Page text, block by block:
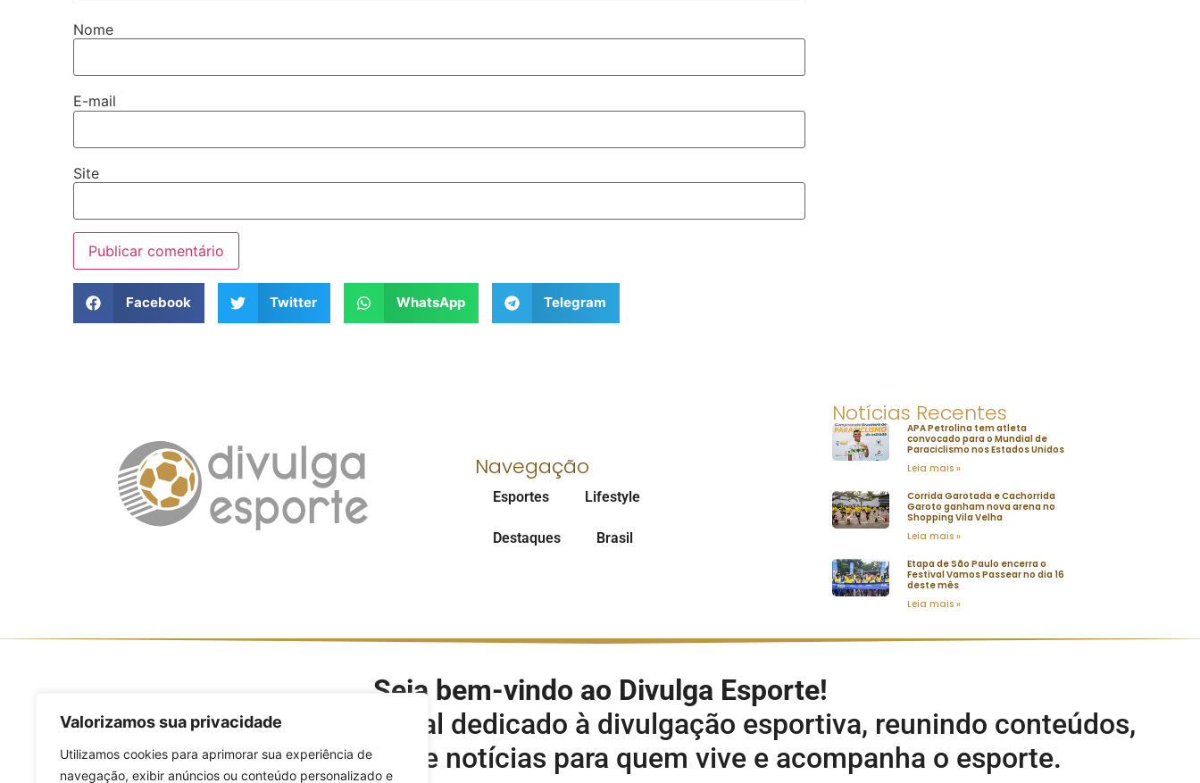
Valorizamos sua privacidade
Utilizamos cookies para aprimorar sua experiência de
navegação, exibir anúncios ou conteúdo personalizado e
Nome
E-mail
Site
Facebook Twitter WhatsApp Telegram
Navegação
Esportes Lifestyle
Destaques Brasil
Notícias Recentes
APA Petrolina tem atleta
convocado para o Mundial de
Paraciclismo nos Estados Unidos
Leia mais »
Corrida Garotada e Cachorrida
Garoto ganham nova arena no
Shopping Vila Velha
Leia mais »
Etapa de São Paulo encerra o
Festival Vamos Passear no dia 16
deste mês
Leia mais »
Seja bem-vindo ao Divulga Esporte!
O Divulga Esporte é um portal dedicado à divulgação esportiva, reunindo conteúdos,
modalidades, eventos e notícias para quem vive e acompanha o esporte.